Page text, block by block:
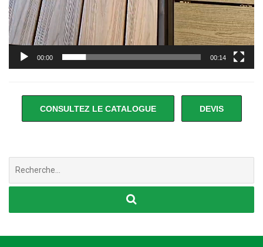
00:00 00:14
CONSULTEZ LE CATALOGUE DEVIS